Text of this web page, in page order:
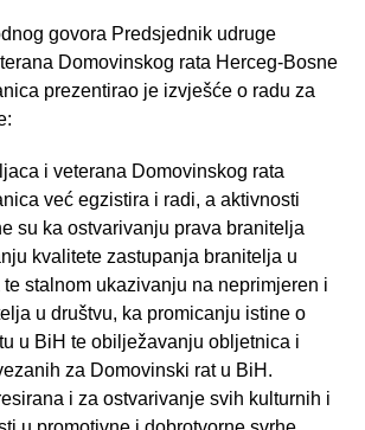
govora Predsjednik udruge
Domovinskog rata Herceg-Bosne
prezentirao je izvješće o radu za
i veterana Domovinskog rata
već egzistira i radi, a aktivnosti
su ka ostvarivanju prava branitelja
kvalitete zastupanja branitelja u
stalnom ukazivanju na neprimjeren i
u društvu, ka promicanju istine o
u BiH te obilježavanju obljetnica i
za Domovinski rat u BiH.
i za ostvarivanje svih kulturnih i